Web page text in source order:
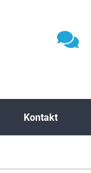
Kontakt